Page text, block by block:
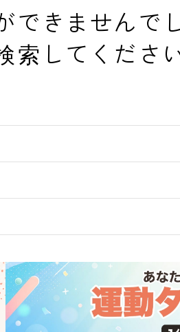
きませんでし
してください